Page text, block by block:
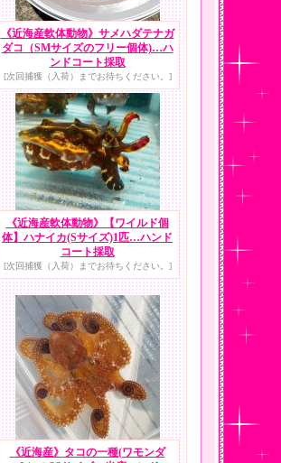
《近海産軟体動物》サメハダテナガ
ダコ（SМサイズのフリー個体)…ハ
ンドコート採取
[次回捕獲（入荷）までお待ちください。]
《近海産軟体動物》【ワイルド個
体】ハナイカ(Sサイズ)1匹…ハンド
コート採取
[次回捕獲（入荷）までお待ちください。]
《近海産》タコの一種(ワモンダ